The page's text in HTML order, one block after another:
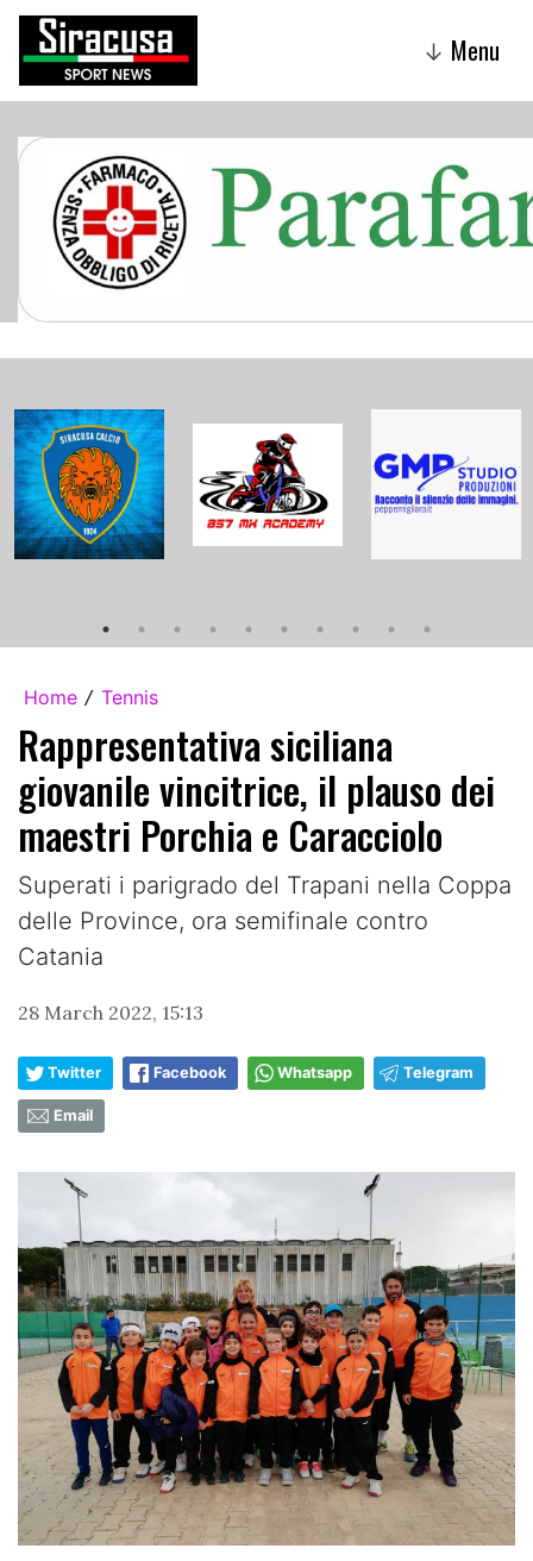
↓ Menu
Home / Tennis
Rappresentativa siciliana
giovanile vincitrice, il plauso dei
maestri Porchia e Caracciolo
Superati i parigrado del Trapani nella Coppa
delle Province, ora semifinale contro
Catania
28 March 2022, 15:13
Twitter Facebook Whatsapp Telegram
Email